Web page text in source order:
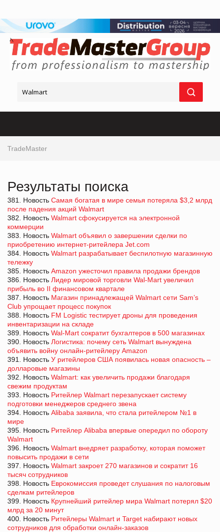
TradeMaster
Результаты поиска
381. Новость Самая богатая в мире семья потеряла $3,2 млрд
после падения акций Walmart
382. Новость Walmart сфокусируется на электронной
коммерции
383. Новость Walmart объявил о завершении сделки по
приобретению интернет-ритейлера Jet.com
384. Новость Walmart разрабатывает беспилотную магазинную
тележку
385. Новость Amazon ужесточил правила продажи брендов
386. Новость Лидер мировой торговли Wal-Mart увеличил
прибыль во II финансовом квартале
387. Новость Магазин принадлежащей Walmart cети Sam’s
Club упрощает процесс покупок
388. Новость FM Logistic тестирует дроны для проведения
инвентаризации на складе
389. Новость Wal-Mart сократит бухгалтеров в 500 магазинах
390. Новость Логистика: почему сеть Walmart вынуждена
объявить войну онлайн-ритейлеру Amazon
391. Новость У ритейлеров США появилась новая опасность –
долларовые магазины
392. Новость Walmart: как увеличить продажи благодаря
свежим продуктам
393. Новость Ритейлер Walmart перезапускает систему
подготовки менеджеров среднего звена
394. Новость Alibaba заявила, что стала ритейлером №1 в
мире
395. Новость Ритейлер Alibaba впервые опередил по обороту
Walmart
396. Новость Walmart внедряет разработку, которая поможет
повысить продажи в сети
397. Новость Walmart закроет 270 магазинов и сократит 16
тысяч сотрудников
398. Новость Еврокомиссия проведет слушания по налоговым
сделкам ритейлеров
399. Новость Крупнейший ритейлер мира Walmart потерял $20
млрд за 20 минут
400. Новость Ритейлеры Walmart и Target набирают новых
сотрудников для обработки онлайн-заказов